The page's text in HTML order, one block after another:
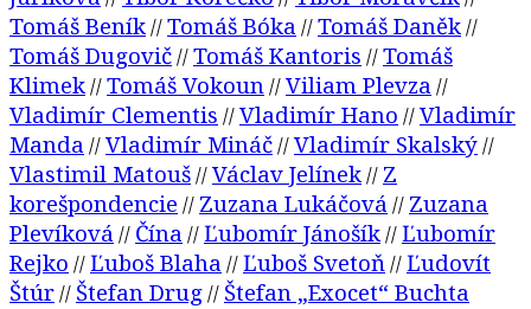
Tomáš Beník//Tomáš Bóka //Tomáš Daněk//
Tomáš Dugovič//Tomáš Kantoris //Tomáš
Klimek//Tomáš Vokoun//Viliam Plevza //
Vladimír Clementis //Vladimír Hano //Vladimír
Manda //Vladimír Mináč//Vladimír Skalský//
Vlastimil Matouš//Václav Jelínek// Z
korešpondencie // Zuzana Lukáčová // Zuzana
Plevíková // Čína //Ľubomír Jánošík//Ľubomír
Rejko //Ľuboš Blaha //Ľuboš Svetoň//Ľudovít
Štúr// Štefan Drug// Štefan „Exocet“ Buchta